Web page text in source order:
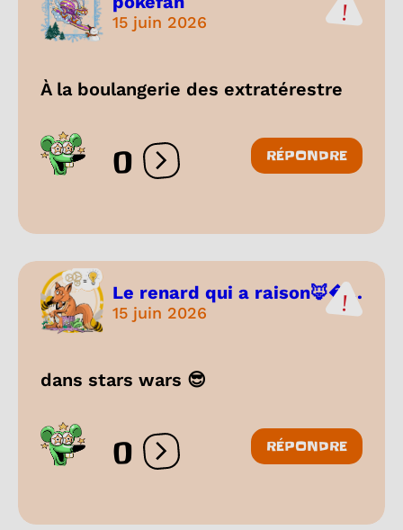
15 juin 2026
À la boulangerie des extratérestre
0 Ouvrir les réactions
RÉPONDRE
Le renard qui a raison🦊...
15 juin 2026
dans stars wars 😎
0 Ouvrir les réactions
RÉPONDRE